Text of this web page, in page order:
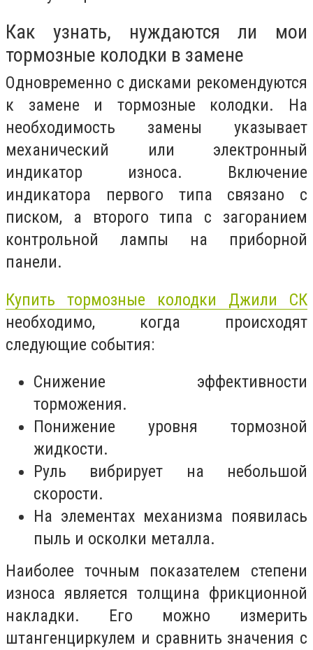
Как узнать, нуждаются ли мои
тормозные колодки в замене
Одновременно с дисками рекомендуются
к замене и тормозные колодки. На
необходимость замены указывает
механический или электронный
индикатор износа. Включение
индикатора первого типа связано с
писком, а второго типа с загоранием
контрольной лампы на приборной
панели.
Купить тормозные колодки Джили СК
необходимо, когда происходят
следующие события:
Снижение эффективности
торможения.
Понижение уровня тормозной
жидкости.
Руль вибрирует на небольшой
скорости.
На элементах механизма появилась
пыль и осколки металла.
Наиболее точным показателем степени
износа является толщина фрикционной
накладки. Его можно измерить
штангенциркулем и сравнить значения с